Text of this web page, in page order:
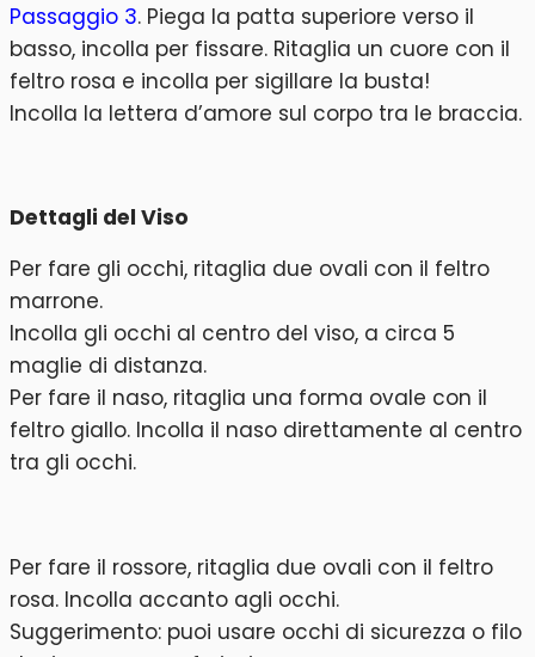
Passaggio 3. Piega la patta superiore verso il
basso, incolla per fissare. Ritaglia un cuore con il
feltro rosa e incolla per sigillare la busta!
Incolla la lettera d’amore sul corpo tra le braccia.
Dettagli del Viso
Per fare gli occhi, ritaglia due ovali con il feltro
marrone.
Incolla gli occhi al centro del viso, a circa 5
maglie di distanza.
Per fare il naso, ritaglia una forma ovale con il
feltro giallo. Incolla il naso direttamente al centro
tra gli occhi.
Per fare il rossore, ritaglia due ovali con il feltro
rosa. Incolla accanto agli occhi.
Suggerimento: puoi usare occhi di sicurezza o filo